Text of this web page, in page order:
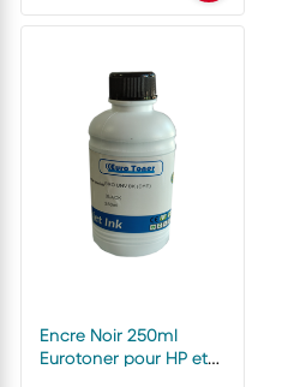
Encre Noir 250ml
Eurotoner pour HP et